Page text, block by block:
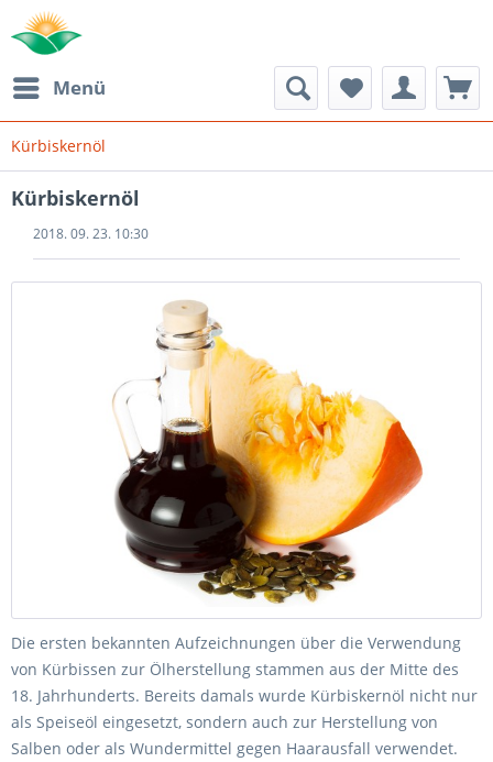
Menü
Kürbiskernöl
Kürbiskernöl
2018. 09. 23. 10:30
Die ersten bekannten Aufzeichnungen über die Verwendung
von Kürbissen zur Ölherstellung stammen aus der Mitte des
18. Jahrhunderts. Bereits damals wurde Kürbiskernöl nicht nur
als Speiseöl eingesetzt, sondern auch zur Herstellung von
Salben oder als Wundermittel gegen Haarausfall verwendet.